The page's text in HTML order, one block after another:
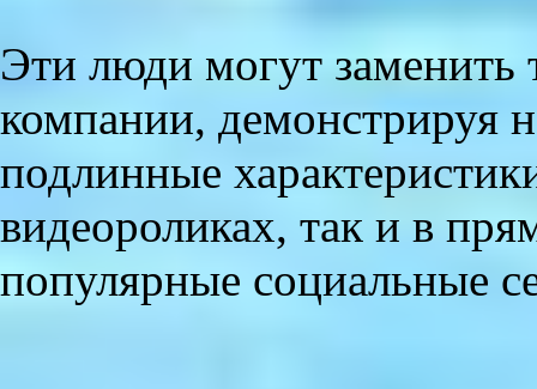
Эти люди могут заменить
компании, демонстрируя
подлинные
видеороликах, так и в
популярные социальные